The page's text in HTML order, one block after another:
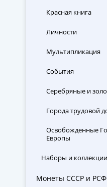
Красная книга
Личности
Мультипликация
События
Серебряные и
Города трудовой
Освобожденные
Европы
Наборы и коллекции
Монеты СССР и